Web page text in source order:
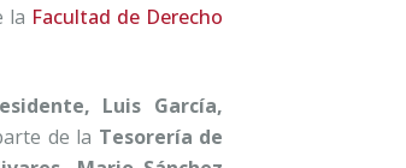
la Facultad de Derecho
Luis García,
de la Tesorería de